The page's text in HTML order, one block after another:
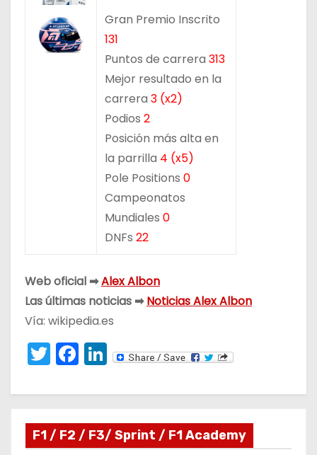
Gran Premio Inscrito
131
Puntos de carrera 313
Mejor resultado en la
carrera 3 (x2)
Podios 2
Posición más alta en
la parrilla 4 (x5)
Pole Positions 0
Campeonatos
Mundiales 0
DNFs 22
Web oficial ➡Alex Albon
Las últimas noticias ➡Noticias Alex Albon
Vía: wikipedia.es
T
w
itt
er
F
a
c
e
b
Li
k
e
dI
F1 / F2 / F3/ Sprint / F1 Academy